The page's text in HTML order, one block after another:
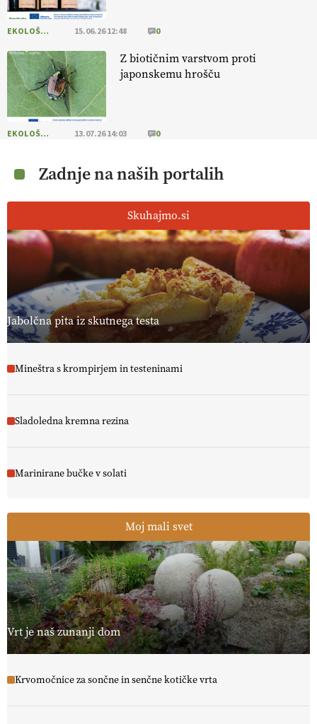
EKOLOŠKO LOGIČNO 15.06.26 12:48 0
Z biotičnim varstvom proti
japonskemu hrošču
EKOLOŠKO LOGIČNO 13.07.26 14:03 0
Zadnje na naših portalih
Skuhajmo.si
Jabolčna pita iz skutnega testa
Mineštra s krompirjem in testeninami
Sladoledna kremna rezina
Marinirane bučke v solati
Moj mali svet
Vrt je naš zunanji dom
Krvomočnice za sončne in senčne kotičke vrta